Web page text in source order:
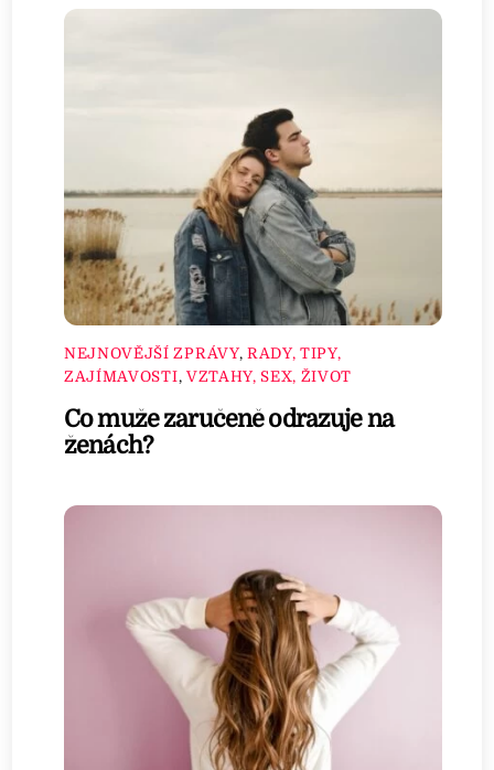
NEJNOVĚJŠÍ ZPRÁVY, RADY, TIPY,
ZAJÍMAVOSTI, VZTAHY, SEX, ŽIVOT
Co muže zaručeně odrazuje na
ženách?